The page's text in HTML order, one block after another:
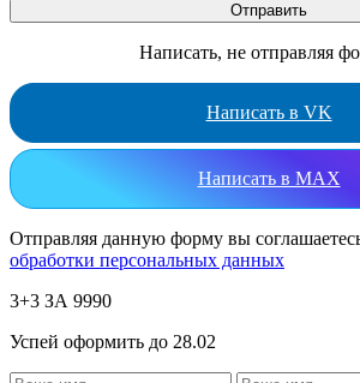
Написать, не отправляя
Написать в VK
Написать в MAX
Отправляя данную форму вы
обработки персональных данных
3+3 ЗА 9990
Успей оформить до 28.02